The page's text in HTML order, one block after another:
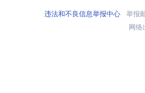
违法和不良信息举报中心举报
网